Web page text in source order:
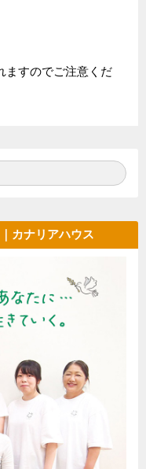
ますのでご注意くだ
カナリアハウス